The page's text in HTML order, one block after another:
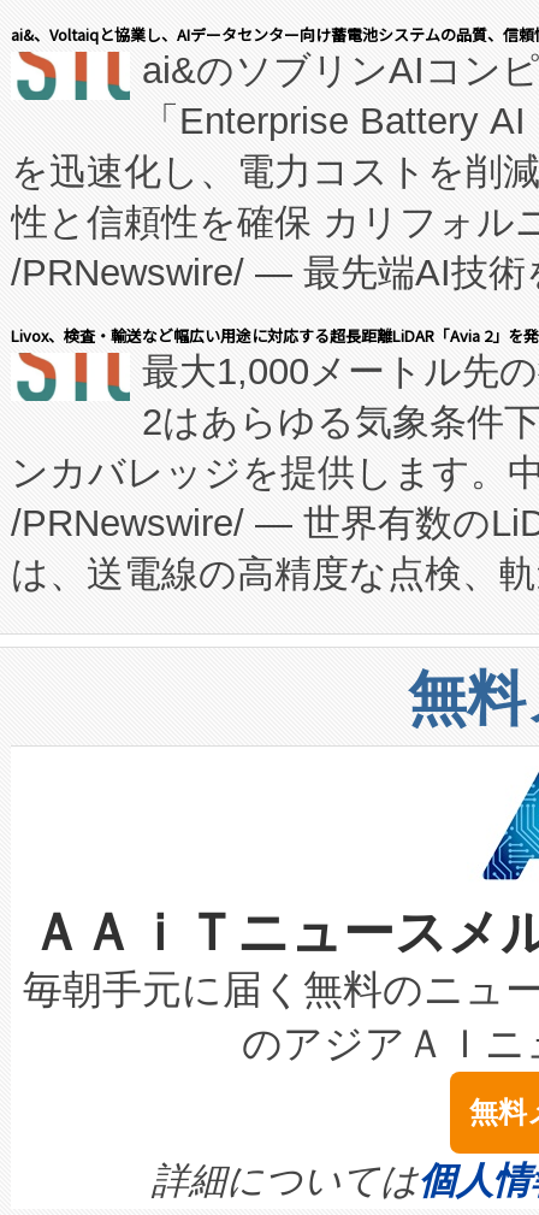
表しました。 同社の実績ある
manufacturing™ (FCCM™) プ
たNeXは、バイオ医薬品製造
従来のフェッドバッチ施設の
に、患者やサプライチェーン
キー方式で拡張性が高く、持
す。FCCM‑を活用した現地生
患者にとっての費用負担を大
のアクセスを大幅に拡大する
Fully-Connected Continuous
プログラムには、施設設計・
に関する技術移転および知的
構造化トレーニングカリキュ
上げおよび商用化段階におけ
設備整備および立ち上げ調整
加組織は、Enzeneのバイオ
選定された製品について、自
取得できる可能性もあります
設には、3億～4億ドルかか
最高経営責任者（CEO）であ
す。「当社のfully-connected
ームを利用すれば、6,000万
きます。この効率性は、フェ
ai&、Voltaiqと協業し、AIデータセンター向け蓄電池システムの品質、信
ai&のソブリンAIコン
「Enterprise Battery
を迅速化し、電力コストを削
性と信頼性を確保 カリフォル
/PRNewswire/ — 最先端AI技術
会社エーアイ・アンド：本社
President原信平）と、エンタ
ードするVoltaiqは、日本にあ
ーエネルギー貯蔵システム（
た。 Voltaiq独自のAI搭載プラ
定、統合、導入、運用に至る
安全性を追跡し、確保する事
増加しているデータセンター
る電力網に大きな負担をかけ
事業者の負担軽減という課題
系統連系を迅速にし、ピーク
限を超えて利用可能な電力容
持できるよう貢献します。こ
ービスレベル契約（SLA）違
テリー性能の劣化によるダウ
念は、現在データセンターが
ます。 Voltaiq provides a
quality and reliability for AI
Livox、検査・輸送など幅広い用途に対応する超長距離LiDAR「Avia 2」を
最大1,000メートル先
2はあらゆる気象条件
ンカバレッジを提供します。
/PRNewswire/ — 世界有数の
は、送電線の高精度な点検、
や穀物倉庫におけるバルク材
リューション「Avia 2」を発
したAvia 2は、1,000メート
狭視野のFOVを切り替えるこ
ケーブル、枝などの細かな対
なレーザースポットにより、
な環境下でも豊かなディテー
キロメートル範囲を検出
LiDAR for Inspections,
は1535 nmレーザーを搭載。
イズの小径化を実現すること
す。ノーマルモードでは、
無
ＡＡｉＴニュース
毎朝手元に届く無料のニュ
のアジアＡＩ
無料
詳細については個人